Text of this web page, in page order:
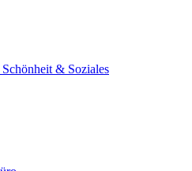
& Soziales